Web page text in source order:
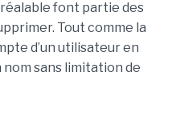
font partie des
Tout comme la
d’un utilisateur en
sans limitation de